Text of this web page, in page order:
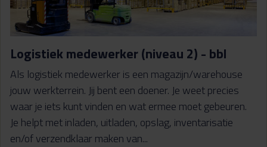
Logistiek medewerker (niveau 2) - bbl
Als logistiek medewerker is een magazijn/warehouse
jouw werkterrein. Jij bent een doener. Je weet precies
waar je iets kunt vinden en wat ermee moet gebeuren.
Je helpt met inladen, uitladen, opslag, inventarisatie
en/of verzendklaar maken van...